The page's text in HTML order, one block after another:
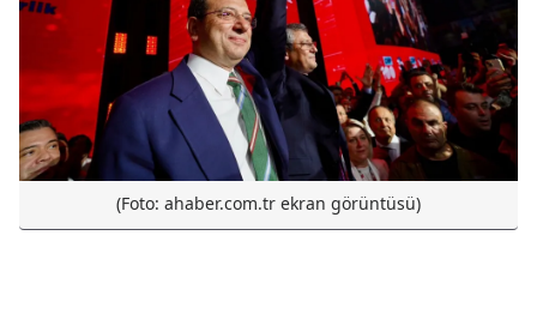
(Foto: ahaber.com.tr ekran görüntüsü)